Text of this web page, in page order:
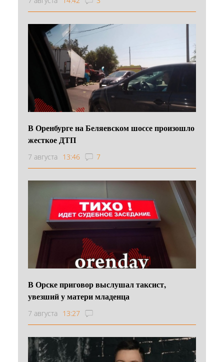
В Оренбурге на Беляевском шоссе произошло
жесткое ДТП
7 августа 13:46 7
В Орске приговор выслушал таксист,
увезший у матери младенца
7 августа 13:27